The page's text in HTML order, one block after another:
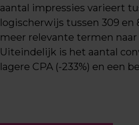
aantal impressies varieert
logischerwijs tussen 309
meer relevante termen
Uiteindelijk is het aantal
lagere CPA (-233%) en een